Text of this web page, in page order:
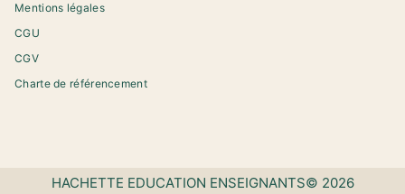
Mentions légales
CGU
CGV
Charte de référencement
HACHETTE EDUCATION ENSEIGNANTS© 2026